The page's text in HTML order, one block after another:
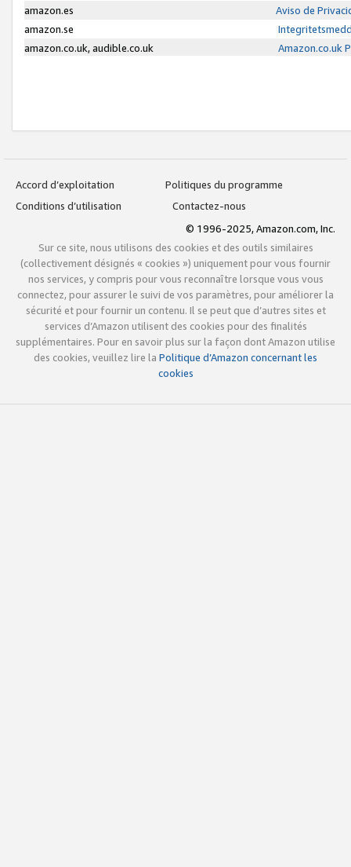
amazon.es
Aviso de
amazon.se
amazon.co.uk, audible.co.uk
Amazon.co.uk
Accord d’exploitation
Politiques du programme
Conditions d’utilisation
Contactez-nous
© 1996-2025, Amazon.com, Inc.
Sur ce site, nous utilisons des cookies et des outils similaires
(collectivement désignés « cookies ») uniquement pour vous fournir
nos services, y compris pour vous reconnaître lorsque vous vous
connectez, pour assurer le suivi de vos paramètres, pour améliorer la
sécurité et pour fournir un contenu. Il se peut que d’autres sites et
services d’Amazon utilisent des cookies pour des finalités
supplémentaires. Pour en savoir plus sur la façon dont Amazon utilise
des cookies, veuillez lire la Politique d’Amazon concernant les
cookies